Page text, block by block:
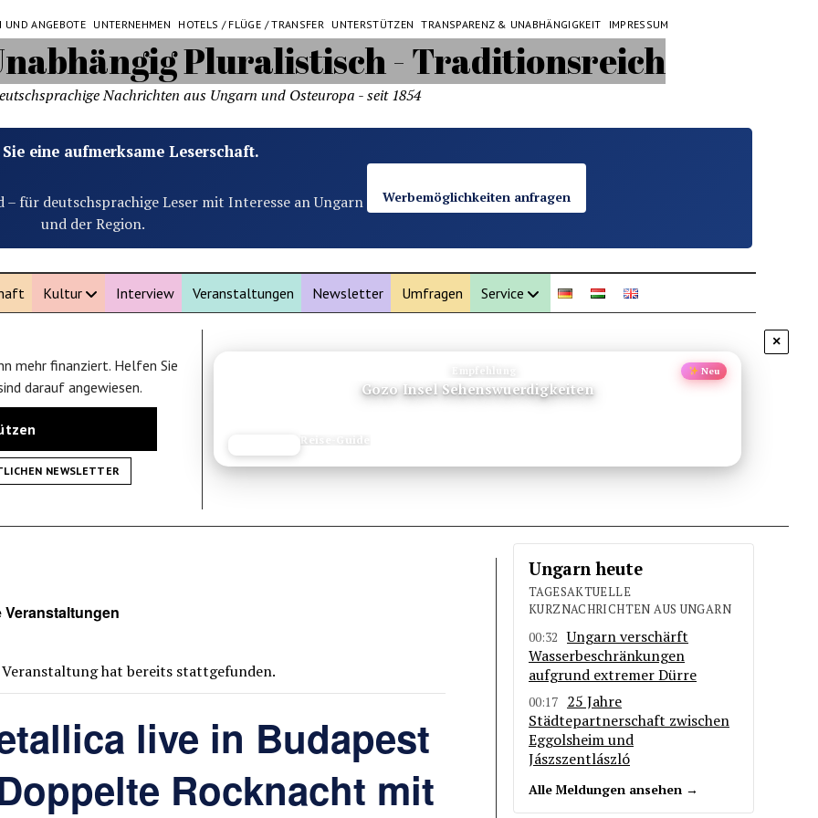
UND ANGEBOTE UNTERNEHMEN HOTELS / FLÜGE / TRANSFER UNTERSTÜTZEN TRANSPARENZ & UNABHÄNGIGKEIT IMPRESSUM
Nachrichten aus Ungarn und Osteuropa - seit 1854
eine aufmerksame Leserschaft.
– für deutschsprachige Leser mit Interesse an Ungarn
und der Region.
Werbemöglichkeiten anfragen
Kultur Interview Veranstaltungen Newsletter Umfragen Service
×
mehr finanziert. Helfen Sie
darauf angewiesen.
NEWSLETTER
Schweiz Natur pur
Vierwaldstättersee: Schweizer Alpenidylle pur erleben
Reisetipp
Veranstaltungen
Veranstaltung hat bereits stattgefunden.
live in Budapest
Rocknacht mit
Ungarn heute
TAGESAKTUELLE
KURZNACHRICHTEN AUS UNGARN
00:32
Ungarn verschärft
Wasserbeschränkungen
aufgrund extremer Dürre
00:17
25 Jahre
Städtepartnerschaft zwischen
Eggolsheim und
Jászszentlászló
Alle Meldungen ansehen →